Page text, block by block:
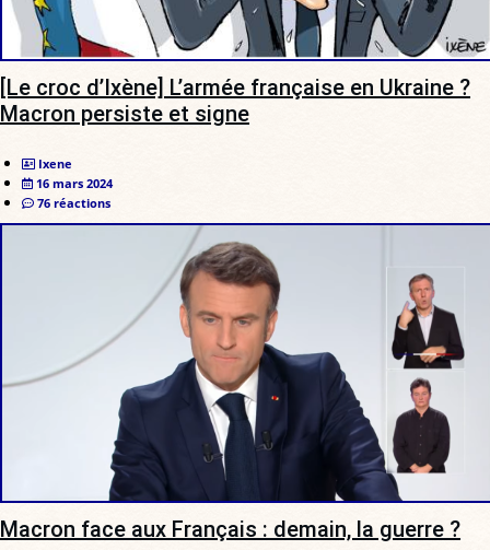
[Le croc d’Ixène] L’armée française en Ukraine ?
Macron persiste et signe
Ixene
16 mars 2024
76 réactions
Macron face aux Français : demain, la guerre ?